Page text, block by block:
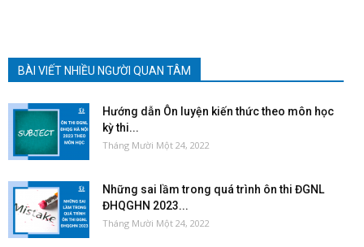
BÀI VIẾT NHIỀU NGƯỜI QUAN TÂM
Hướng dẫn Ôn luyện kiến thức theo môn học
kỳ thi...
Tháng Mười Một 24, 2022
Những sai lầm trong quá trình ôn thi ĐGNL
ĐHQGHN 2023...
Tháng Mười Một 24, 2022